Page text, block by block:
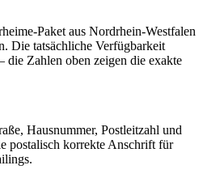
-Paket aus Nordrhein-Westfalen
Die tatsächliche Verfügbarkeit
die Zahlen oben zeigen die exakte
Hausnummer, Postleitzahl und
postalisch korrekte Anschrift für